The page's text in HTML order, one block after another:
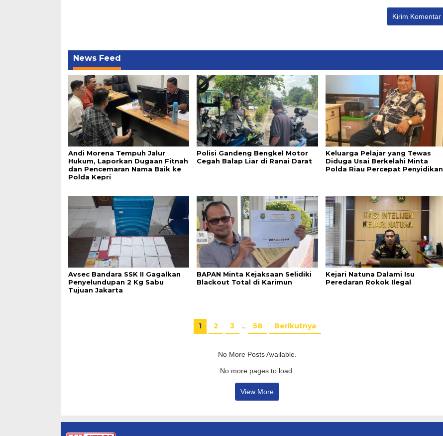
News Feed
Andi Morena Tempuh Jalur
Hukum, Laporkan Dugaan Fitnah
dan Pencemaran Nama Baik ke
Polda Kepri
Polisi Gandeng Bengkel Motor
Cegah Balap Liar di Ranai Darat
Keluarga Pelajar yang Tewas
Diduga Usai Berkelahi Minta
Polda Riau Percepat Penyidikan
Avsec Bandara SSK II Gagalkan
Penyelundupan 2 Kg Sabu
Tujuan Jakarta
BAPAN Minta Kejaksaan Selidiki
Blackout Total di Karimun
Kejari Natuna Dalami Isu
Peredaran Rokok Ilegal
1 2 3 … 58 Berikutnya
No More Posts Available.
No more pages to load.
View More